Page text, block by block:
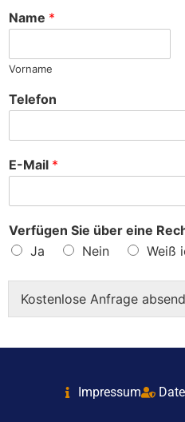
e
Name *
Vorname
Telefon
E-Mail *
Verfügen Sie über eine
Ja
Nein Weiß
Kostenlose Anfrage
Impressum